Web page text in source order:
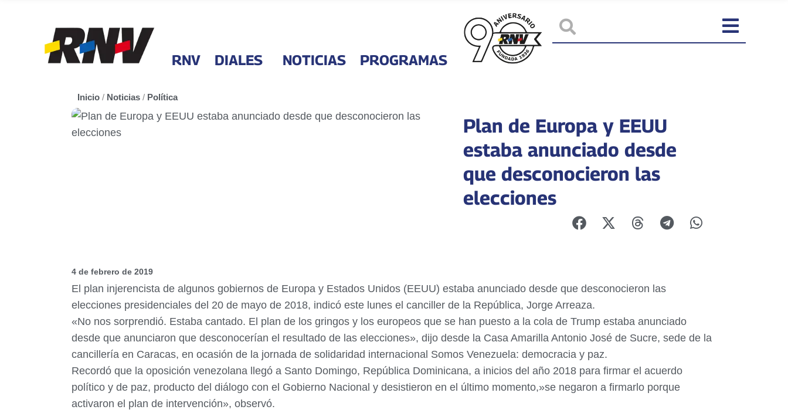
RNV DIALES NOTICIAS PROGRAMAS
Inicio / Noticias / Política
Plan de Europa y EEUU
estaba anunciado desde
que desconocieron las
elecciones
4 de febrero de 2019
El plan injerencista de algunos gobiernos de Europa y Estados Unidos (EEUU) estaba anunciado desde que desconocieron las
elecciones presidenciales del 20 de mayo de 2018, indicó este lunes el canciller de la República, Jorge Arreaza.
«No nos sorprendió. Estaba cantado. El plan de los gringos y los europeos que se han puesto a la cola de Trump estaba anunciado
desde que anunciaron que desconocerían el resultado de las elecciones», dijo desde la Casa Amarilla Antonio José de Sucre, sede de la
cancillería en Caracas, en ocasión de la jornada de solidaridad internacional Somos Venezuela: democracia y paz.
Recordó que la oposición venezolana llegó a Santo Domingo, República Dominicana, a inicios del año 2018 para firmar el acuerdo
político y de paz, producto del diálogo con el Gobierno Nacional y desistieron en el último momento,»se negaron a firmarlo porque
activaron el plan de intervención», observó.